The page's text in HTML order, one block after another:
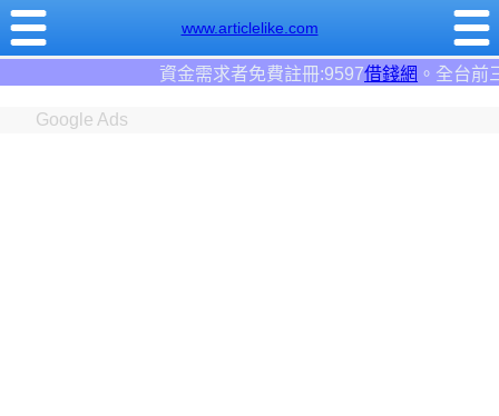
www.articlelike.com
。全台前三大借錢網站！
Google Ads